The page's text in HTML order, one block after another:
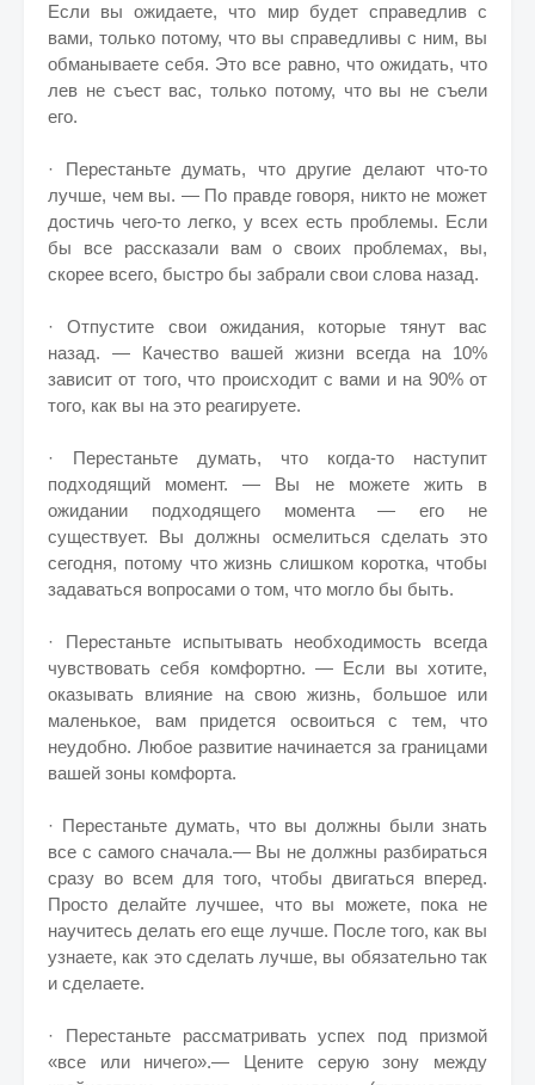
Если вы ожидаете, что мир будет справедлив с
вами, только потому, что вы справедливы с ним, вы
обманываете себя. Это все равно, что ожидать, что
лев не съест вас, только потому, что вы не съели
его.
· Перестаньте думать, что другие делают что-то
лучше, чем вы. — По правде говоря, никто не может
достичь чего-то легко, у всех есть проблемы. Если
бы все рассказали вам о своих проблемах, вы,
скорее всего, быстро бы забрали свои слова назад.
· Отпустите свои ожидания, которые тянут вас
назад. — Качество вашей жизни всегда на 10%
зависит от того, что происходит с вами и на 90% от
того, как вы на это реагируете.
· Перестаньте думать, что когда-то наступит
подходящий момент. — Вы не можете жить в
ожидании подходящего момента — его не
существует. Вы должны осмелиться сделать это
сегодня, потому что жизнь слишком коротка, чтобы
задаваться вопросами о том, что могло бы быть.
· Перестаньте испытывать необходимость всегда
чувствовать себя комфортно. — Если вы хотите,
оказывать влияние на свою жизнь, большое или
маленькое, вам придется освоиться с тем, что
неудобно. Любое развитие начинается за границами
вашей зоны комфорта.
· Перестаньте думать, что вы должны были знать
все с самого сначала.— Вы не должны разбираться
сразу во всем для того, чтобы двигаться вперед.
Просто делайте лучшее, что вы можете, пока не
научитесь делать его еще лучше. После того, как вы
узнаете, как это сделать лучше, вы обязательно так
и сделаете.
· Перестаньте рассматривать успех под призмой
«все или ничего».— Цените серую зону между